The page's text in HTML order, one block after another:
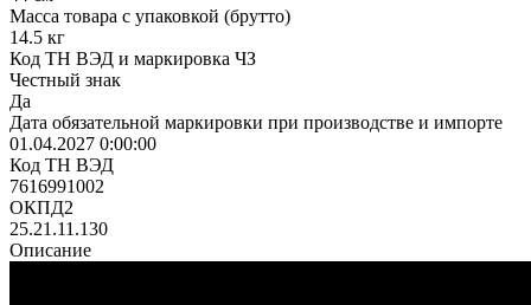
Масса товара с упаковкой (брутто)
14.5 кг
Код ТН ВЭД и маркировка ЧЗ
Честный знак
Да
Дата обязательной маркировки при производстве и импорте
01.04.2027 0:00:00
Код ТН ВЭД
7616991002
ОКПД2
25.21.11.130
Описание